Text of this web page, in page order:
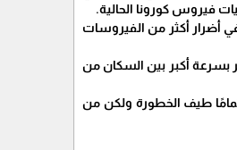
أضرار أكثر من الفيروسات
بسرعة أكبر بين السكان من
عن فيروس حيث لا نفهم تمامًا طيف الخطورة ولكن من